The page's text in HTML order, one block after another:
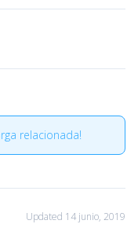
relacionada!
Updated 14 junio, 2019